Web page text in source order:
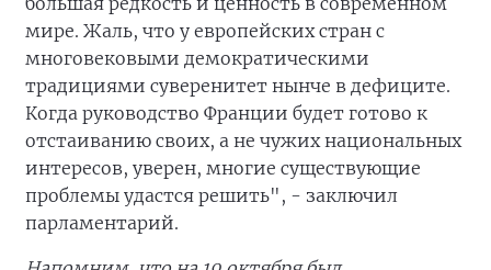
мире. Жаль, что у европейских стран с
многовековыми демократическими
традициями суверенитет нынче в дефиците.
Когда руководство Франции будет готово к
отстаиванию своих, а не чужих национальных
интересов, уверен, многие существующие
проблемы удастся решить", - заключил
парламентарий.